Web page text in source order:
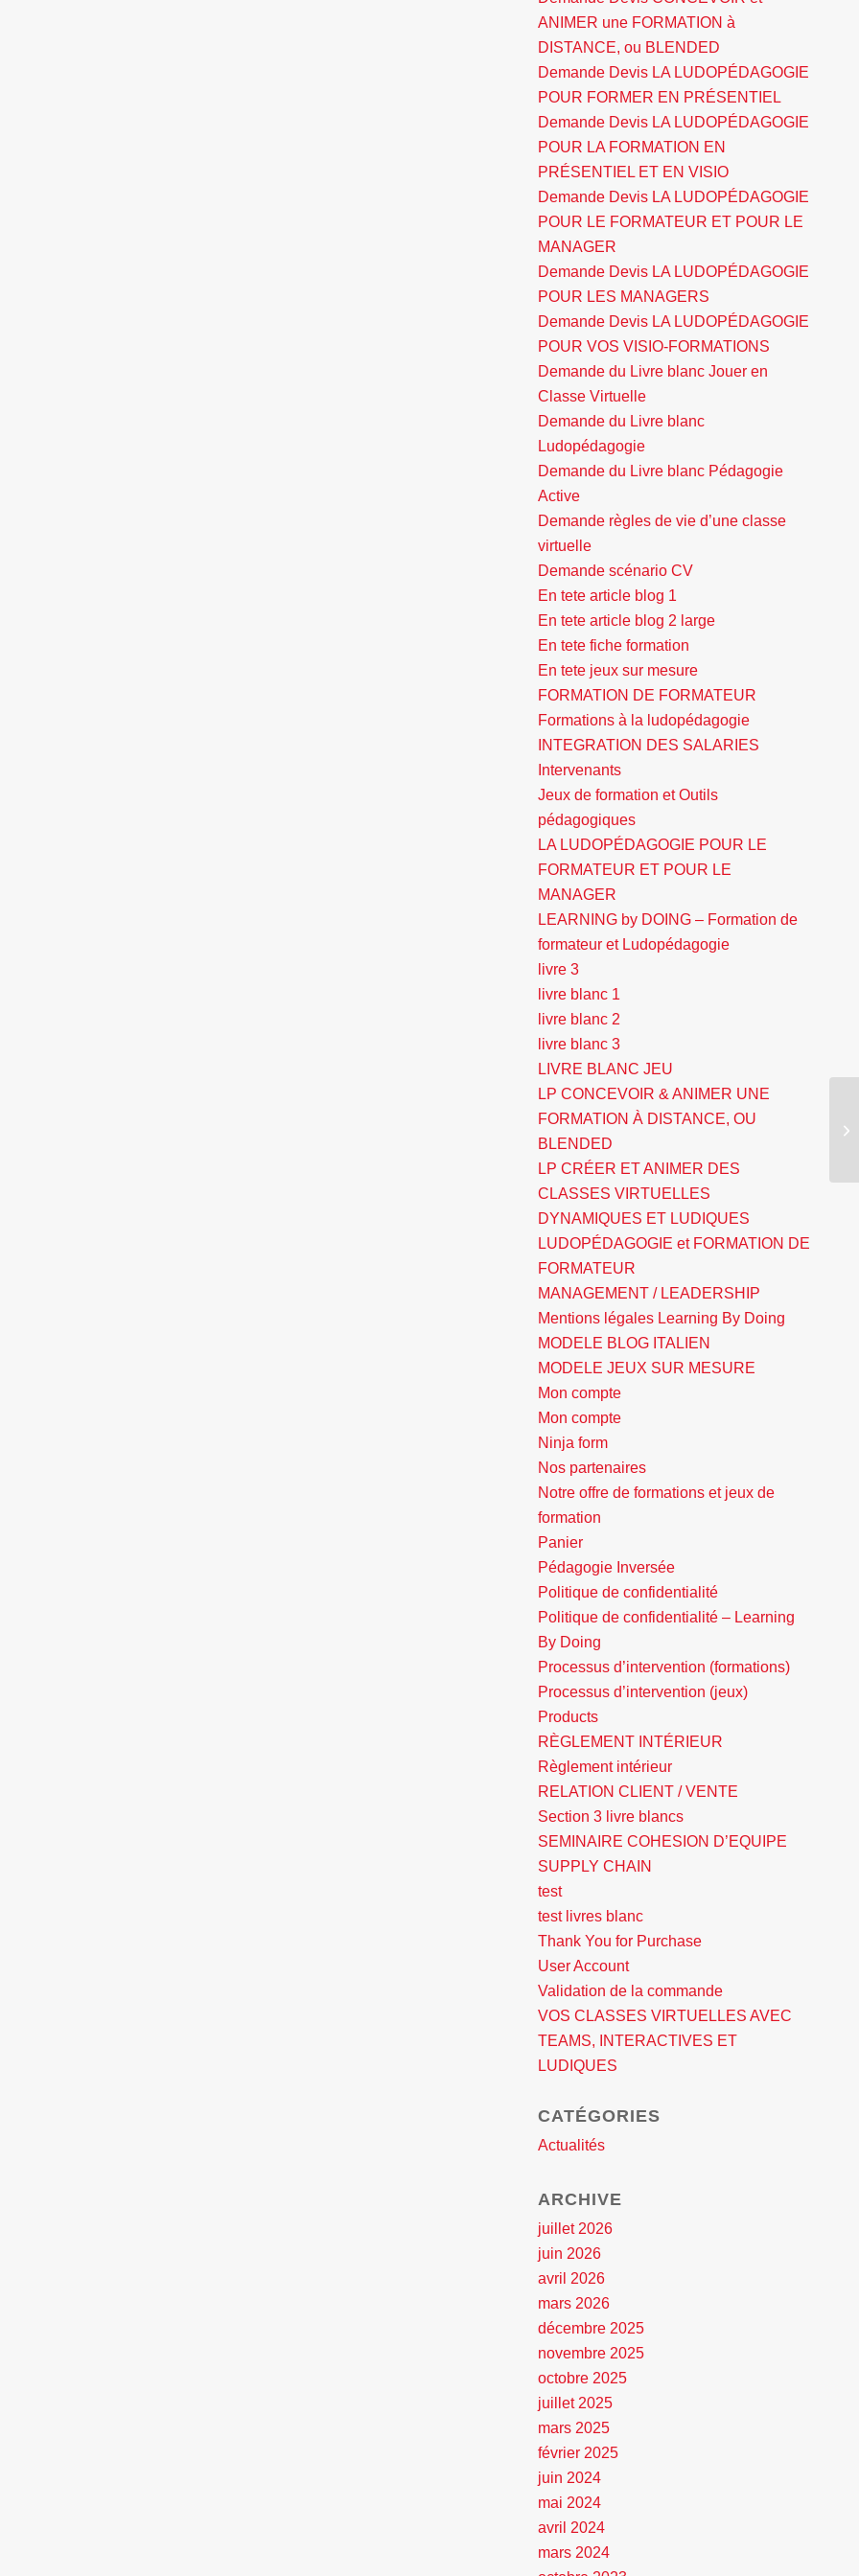
ANIMER une FORMATION à
DISTANCE, ou BLENDED
Demande Devis LA LUDOPÉDAGOGIE
POUR FORMER EN PRÉSENTIEL
Demande Devis LA LUDOPÉDAGOGIE
POUR LA FORMATION EN
PRÉSENTIEL ET EN VISIO
Demande Devis LA LUDOPÉDAGOGIE
POUR LE FORMATEUR ET POUR LE
MANAGER
Demande Devis LA LUDOPÉDAGOGIE
POUR LES MANAGERS
Demande Devis LA LUDOPÉDAGOGIE
POUR VOS VISIO-FORMATIONS
Demande du Livre blanc Jouer en
Classe Virtuelle
Demande du Livre blanc
Ludopédagogie
Demande du Livre blanc Pédagogie
Active
Demande règles de vie d’une classe
virtuelle
Demande scénario CV
En tete article blog 1
En tete article blog 2 large
En tete fiche formation
En tete jeux sur mesure
FORMATION DE FORMATEUR
Formations à la ludopédagogie
INTEGRATION DES SALARIES
Intervenants
Jeux de formation et Outils
pédagogiques
LA LUDOPÉDAGOGIE POUR LE
FORMATEUR ET POUR LE
MANAGER
LEARNING by DOING – Formation de
formateur et Ludopédagogie
livre 3
livre blanc 1
livre blanc 2
livre blanc 3
LIVRE BLANC JEU
LP CONCEVOIR & ANIMER UNE
FORMATION À DISTANCE, OU
BLENDED
LP CRÉER ET ANIMER DES
CLASSES VIRTUELLES
DYNAMIQUES ET LUDIQUES
LUDOPÉDAGOGIE et FORMATION DE
FORMATEUR
MANAGEMENT / LEADERSHIP
Mentions légales Learning By Doing
MODELE BLOG ITALIEN
MODELE JEUX SUR MESURE
Mon compte
Mon compte
Ninja form
Nos partenaires
Notre offre de formations et jeux de
formation
Panier
Pédagogie Inversée
Politique de confidentialité
Politique de confidentialité – Learning
By Doing
Processus d’intervention (formations)
Processus d’intervention (jeux)
Products
RÈGLEMENT INTÉRIEUR
Règlement intérieur
RELATION CLIENT / VENTE
Section 3 livre blancs
SEMINAIRE COHESION D’EQUIPE
SUPPLY CHAIN
test
test livres blanc
Thank You for Purchase
User Account
Validation de la commande
VOS CLASSES VIRTUELLES AVEC
TEAMS, INTERACTIVES ET
LUDIQUES
CATÉGORIES
Actualités
ARCHIVE
juillet 2026
juin 2026
avril 2026
mars 2026
décembre 2025
novembre 2025
octobre 2025
juillet 2025
mars 2025
février 2025
juin 2024
mai 2024
avril 2024
mars 2024